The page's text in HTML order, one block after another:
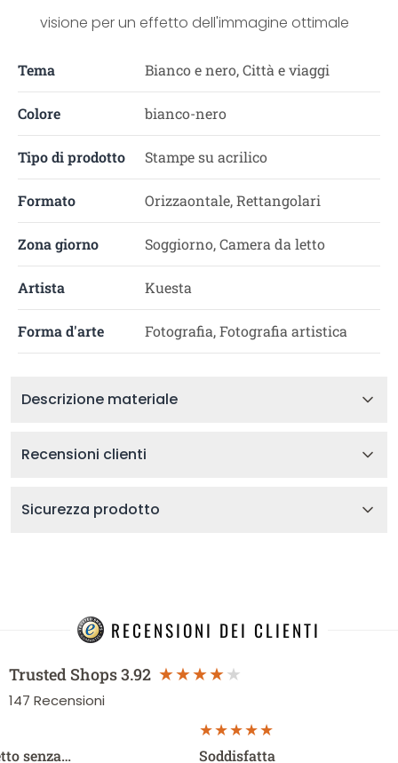
visione per un effetto dell'immagine ottimale
Tema Bianco e nero, Città e viaggi
Colore bianco-nero
Tipo di prodotto Stampe su acrilico
Formato Orizzaontale, Rettangolari
Zona giorno Soggiorno, Camera da letto
Artista Kuesta
Forma d'arte Fotografia, Fotografia artistica
Descrizione materiale
Recensioni clienti
Sicurezza prodotto
RECENSIONI DEI CLIENTI
Trusted Shops3.92
147 Recensioni
senza… Soddisfatta